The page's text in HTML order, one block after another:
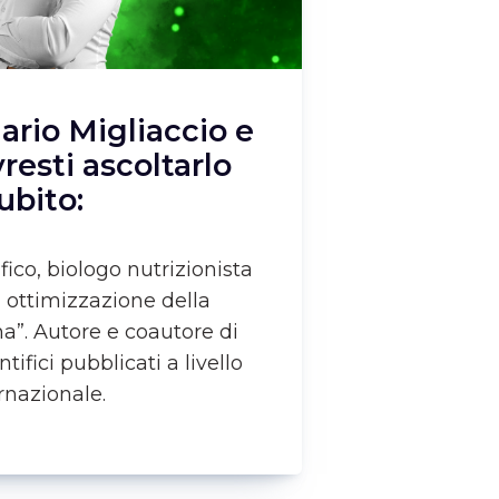
Migliaccio e
ascoltarlo
biologo nutrizionista
ottimizzazione della
Autore e coautore di
pubblicati a livello